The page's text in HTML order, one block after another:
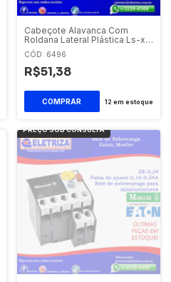
Cabeçote Alavanca Com
Roldana Lateral Plástica Ls-xrl
Eaton - Moeller
CÓD: 6496
R$51,38
12 em estoque